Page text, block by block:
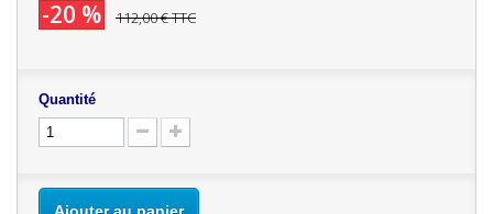
-20 % 112,00 €TTC
Quantité